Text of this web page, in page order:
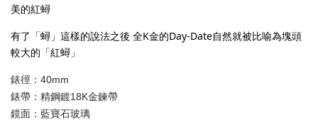
美的紅蟳
有了「蟳」這樣的說法之後 全K金的Day-Date自然就被比喻為塊頭
較大的「紅蟳」
錶徑：40mm
錶帶：精鋼鍍18K金鍊帶
鏡面：藍寶石玻璃